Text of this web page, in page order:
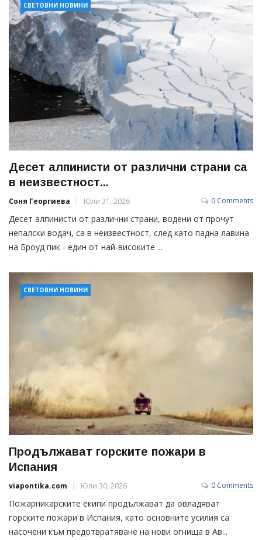
СВЕТОВНИ НОВИНИ
Десет алпинисти от различни страни са
в неизвестност...
Соня Георгиева Юли 31, 2026 0 Comments
Десет алпинисти от различни страни, водени от прочут
непалски водач, са в неизвестност, след като падна лавина
на Броуд пик - един от най-високите ...
СВЕТОВНИ НОВИНИ
Продължават горските пожари в
Испания
viapontika.com Юли 30, 2026 0 Comments
Пожарникарските екипи продължават да овладяват
горските пожари в Испания, като основните усилия са
насочени към предотвратяване на нови огнища в Ав...